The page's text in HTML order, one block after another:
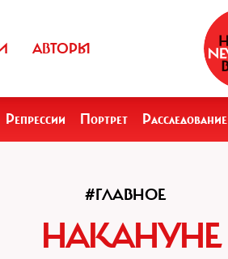
АВТОРЫ
Репрессии Портрет Расследование
#ГЛАВНОЕ
НАКАНУНЕ